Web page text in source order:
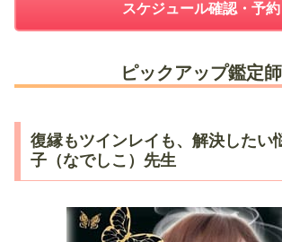
スケジュール確認・予約
ピックアップ鑑定師
復縁もツインレイも、解決したい
子（なでしこ）先生